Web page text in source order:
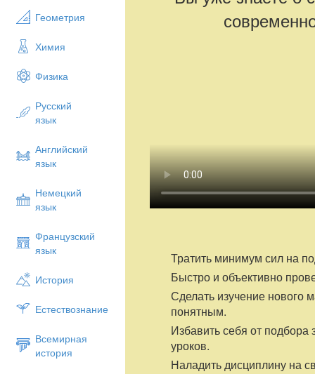
Геометрия
Химия
Физика
Русский
язык
Английский
язык
Немецкий
язык
Французский
язык
История
Естествознание
Всемирная
история
Тратить минимум сил на
Быстро и объективно
Сделать изучение нового
понятным.
Избавить себя от подбора
уроков.
Наладить дисциплину на